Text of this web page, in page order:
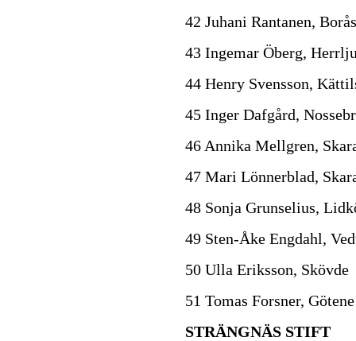
42 Juhani Rantanen, Borås
43 Ingemar Öberg,
44 Henry Svensson,
45 Inger Dafgård,
46 Annika Mellgren,
47 Mari Lönnerblad,
48 Sonja Grunselius,
49 Sten-Åke Engdahl,
50 Ulla Eriksson, Skövde
51 Tomas Forsner, Götene
STRÄNGNÄS STIFT